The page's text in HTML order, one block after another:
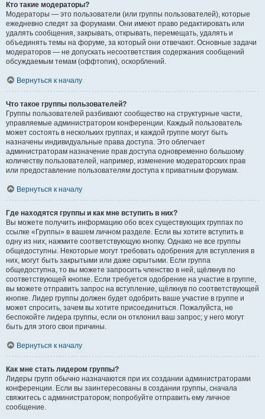
Кто такие модераторы?
Модераторы — это пользователи (или группы пользователей), которые
ежедневно следят за форумами. Они имеют право редактировать или
удалять сообщения, закрывать, открывать, перемещать, удалять и
объединять темы на форуме, за который они отвечают. Основные задачи
модераторов — не допускать несоответствия содержания сообщений
обсуждаемым темам (оффтопик), оскорблений.
Вернуться к началу
Что такое группы пользователей?
Группы пользователей разбивают сообщество на структурные части,
управляемые администратором конференции. Каждый пользователь
может состоять в нескольких группах, и каждой группе могут быть
назначены индивидуальные права доступа. Это облегчает
администраторам назначение прав доступа одновременно большому
количеству пользователей, например, изменение модераторских прав
или предоставление пользователям доступа к приватным форумам.
Вернуться к началу
Где находятся группы и как мне вступить в них?
Вы можете получить информацию обо всех существующих группах по
ссылке «Группы» в вашем личном разделе. Если вы хотите вступить в
одну из них, нажмите соответствующую кнопку. Однако не все группы
общедоступны. Некоторые могут требовать одобрения для вступления в
них, могут быть закрытыми или даже скрытыми. Если группа
общедоступна, то вы можете запросить членство в ней, щёлкнув по
соответствующей кнопке. Если требуется одобрение на участие в группе,
вы можете отправить запрос на вступление, щёлкнув по соответствующей
кнопке. Лидер группы должен будет одобрить ваше участие в группе и
может спросить, зачем вы хотите присоединиться. Пожалуйста, не
беспокойте лидера группы, если он отклонил ваш запрос; у него могут
быть для этого свои причины.
Вернуться к началу
Как мне стать лидером группы?
Лидеры групп обычно назначаются при их создании администраторами
конференции. Если вы заинтересованы в создании группы, сначала
свяжитесь с администратором; попробуйте отправить ему личное
сообщение.